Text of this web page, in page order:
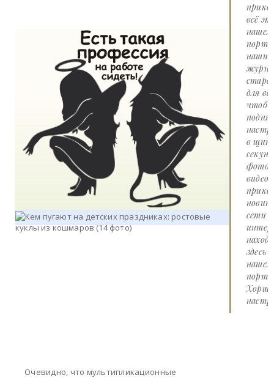
всё
нашем
наши
для
чтоб
в
фото
видео
сети
здесь
нашем
Очевидно, что мультипликационные